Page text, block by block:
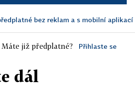
bez reklam a s mobilní aplikací
Máte již předplatné? Přihlaste se
dál